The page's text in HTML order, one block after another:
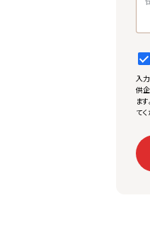
入
供
ま
てく